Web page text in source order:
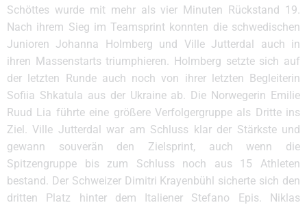
Schöttes wurde mit mehr als vier Minuten Rückstand 19.
Nach ihrem Sieg im Teamsprint konnten die schwedischen
Junioren Johanna Holmberg und Ville Jutterdal auch in
ihren Massenstarts triumphieren. Holmberg setzte sich auf
der letzten Runde auch noch von ihrer letzten Begleiterin
Sofiia Shkatula aus der Ukraine ab. Die Norwegerin Emilie
Ruud Lia führte eine größere Verfolgergruppe als Dritte ins
Ziel. Ville Jutterdal war am Schluss klar der Stärkste und
gewann souverän den Zielsprint, auch wenn die
Spitzengruppe bis zum Schluss noch aus 15 Athleten
bestand. Der Schweizer Dimitri Krayenbühl sicherte sich den
dritten Platz hinter dem Italiener Stefano Epis. Niklas